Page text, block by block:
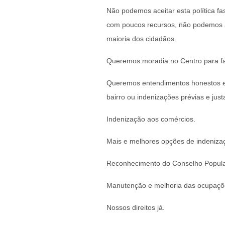
Não podemos aceitar esta política
com poucos recursos, não
maioria dos cidadãos.
Queremos moradia no Centro para
Queremos entendimentos honestos
bairro ou indenizações prévias e
Indenização aos comércios.
Mais e melhores opções de
Reconhecimento do Conselho
Manutenção e melhoria das
Nossos direitos já.